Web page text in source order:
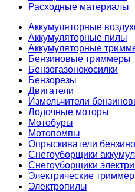
Расходные материалы
Аккумуляторные
Аккумуляторные пилы
Аккумуляторные
Бензиновые триммеры
Бензогазонокосилки
Бензорезы
Двигатели
Измельчители
Лодочные моторы
Мотобуры
Мотопомпы
Опрыскиватели
Снегоуборщики
Снегоуборщики
Электрические
Электропилы